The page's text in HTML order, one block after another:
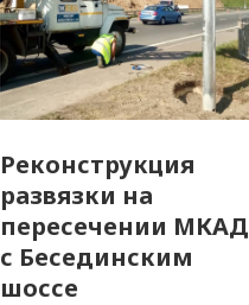
Реконструкция
развязки на
пересечении МКАД
с Бесединским
шоссе